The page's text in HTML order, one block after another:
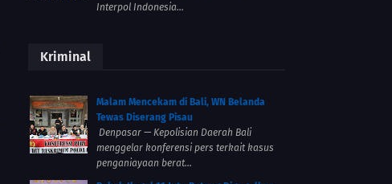
Interpol Indonesia...
Kriminal
Malam Mencekam di Bali, WN Belanda
Tewas Diserang Pisau
Denpasar — Kepolisian Daerah Bali
menggelar konferensi pers terkait kasus
penganiayaan berat...